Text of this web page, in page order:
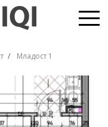
Младост 1